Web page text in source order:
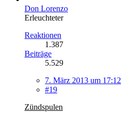
Don Lorenzo
Erleuchteter
Reaktionen
1.387
Beiträge
5.529
7. März 2013 um 17:12
#19
Zündspulen